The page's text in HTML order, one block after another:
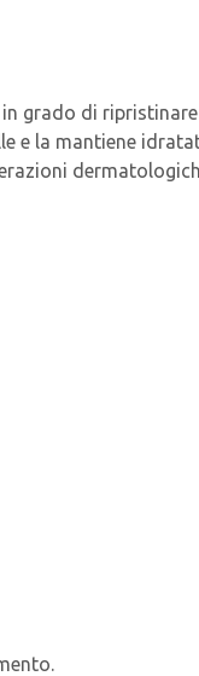
in grado di
la mantiene